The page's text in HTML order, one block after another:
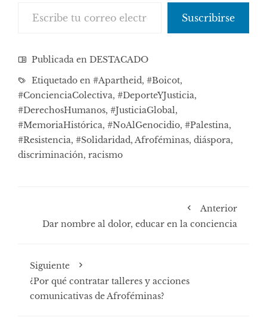
Suscribirse
Publicada en DESTACADO
Etiquetado en #Apartheid, #Boicot,
#ConcienciaColectiva, #DeporteYJusticia,
#DerechosHumanos, #JusticiaGlobal,
#MemoriaHistórica, #NoAlGenocidio, #Palestina,
#Resistencia, #Solidaridad, Afroféminas, diáspora,
discriminación, racismo
Anterior
Dar nombre al dolor, educar en la conciencia
Siguiente
¿Por qué contratar talleres y acciones
comunicativas de Afroféminas?